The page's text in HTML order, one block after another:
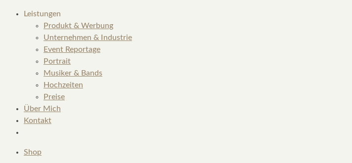
Leistungen
Produkt & Werbung
Unternehmen & Industrie
Event Reportage
Portrait
Musiker & Bands
Hochzeiten
Preise
Über Mich
Kontakt
Shop